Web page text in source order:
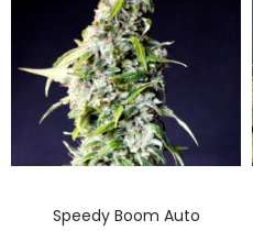
Speedy Boom Auto